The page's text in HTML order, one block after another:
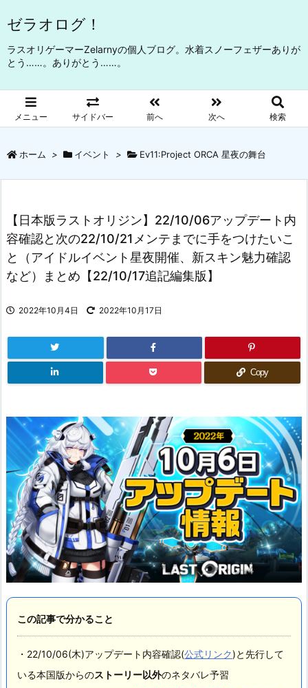
ゼラオログ！
ラスオリゲーマーZelarnyの個人ブログ。水着スノーフェザーありが
とう……。ありがとう……。
メニュー サイドバー 前へ 次へ 検索
ホーム > イベント > Ev11:Project ORCA 星夜の舞台
【日本版ラストオリジン】22/10/06アップデート内
容確認と次の22/10/21メンテまでに手をつけたいこ
と（アイドルイベント星夜開催、新スキン魅力確認
など）まとめ【22/10/17追記編集版】
2022年10月4日 2022年10月17日
Copy
この記事で分かること
・22/10/06(木)アップデート内容確認(公式リンク)と先行して
いる本国版からのストーリー以外のネタバレ予習